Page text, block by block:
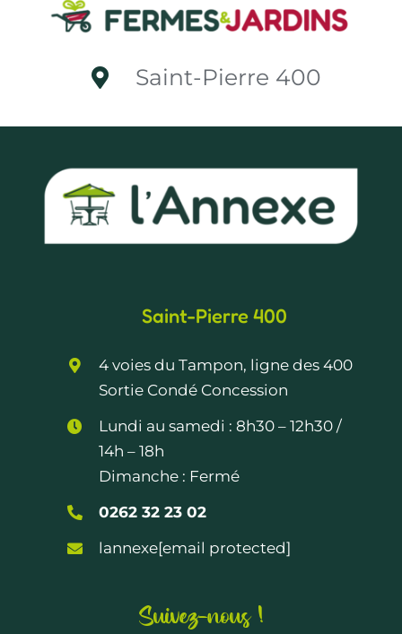
Saint-Pierre 400
Saint-Pierre 400
4 voies du Tampon, ligne des 400
Sortie Condé Concession
Lundi au samedi :8h30 – 12h30 /
14h – 18h
Dimanche : Fermé
0262 32 23 02
lannexe[email protected]
Suivez-nous !